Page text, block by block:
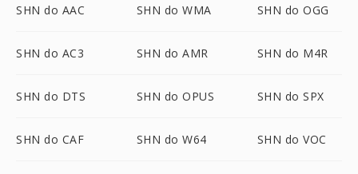
SHN do AAC SHN do WMA SHN do OGG
SHN do AC3 SHN do AMR SHN do M4R
SHN do DTS SHN do OPUS SHN do SPX
SHN do CAF SHN do W64 SHN do VOC